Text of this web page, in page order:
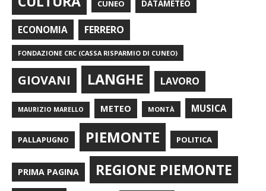
CUNEO DATAMETEO
ECONOMIA FERRERO
FONDAZIONE CRC (CASSA RISPARMIO DI CUNEO)
GIOVANI LANGHE LAVORO
MAURIZIO MARELLO METEO MONTÀ MUSICA
PALLAPUGNO PIEMONTE POLITICA
PRIMA PAGINA REGIONE PIEMONTE